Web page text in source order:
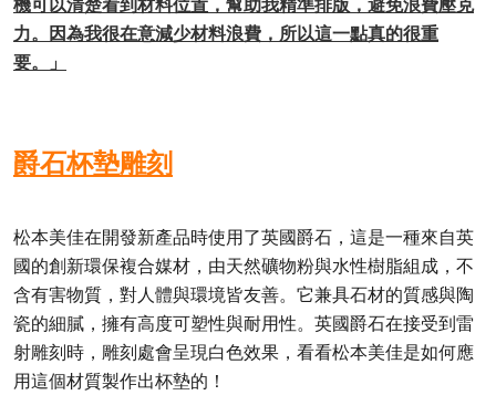
機可以清楚看到材料位置，幫助我精準排版，避免浪費壓克
力。因為我很在意減少材料浪費，所以這一點真的很重
要。」
爵石杯墊雕刻
松本美佳在開發新產品時使用了英國爵石，這是一種來自英
國的創新環保複合媒材，由天然礦物粉與水性樹脂組成，不
含有害物質，對人體與環境皆友善。它兼具石材的質感與陶
瓷的細膩，擁有高度可塑性與耐用性。英國爵石在接受到雷
射雕刻時，雕刻處會呈現白色效果，看看松本美佳是如何應
用這個材質製作出杯墊的！